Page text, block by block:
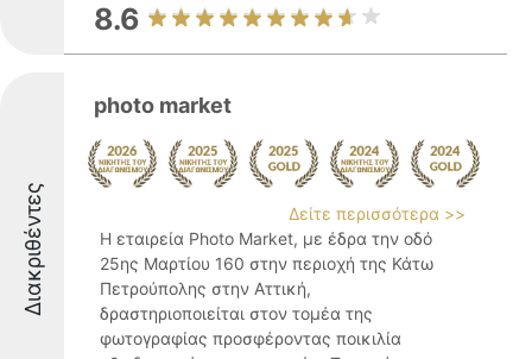
8.6
Διακριθέντες
photo market
Δείτε περισσότερα >>
Η εταιρεία Photo Market, με έδρα την οδό
25ης Μαρτίου 160 στην περιοχή της Κάτω
Πετρούπολης στην Αττική,
δραστηριοποιείται στον τομέα της
φωτογραφίας προσφέροντας ποικιλία